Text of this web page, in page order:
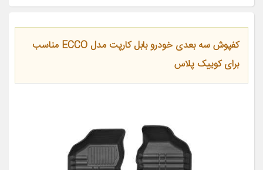
کفپوش سه بعدی خودرو بابل کارپت مدل ECCO مناسب
برای کوییک پلاس